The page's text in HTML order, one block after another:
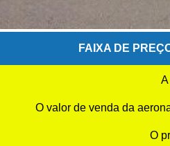
FAIXA DE
O valor de venda da
O